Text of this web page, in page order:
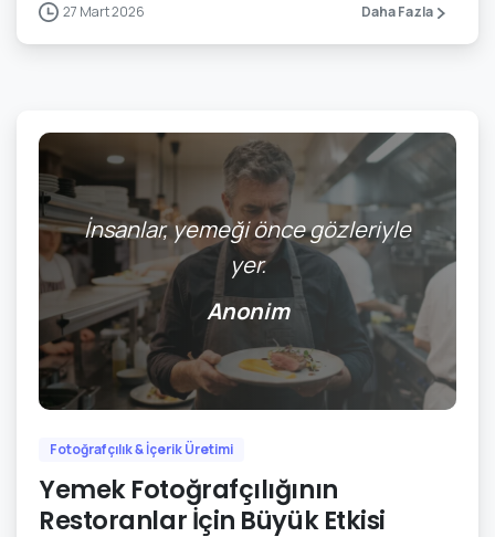
27 Mart 2026 Daha Fazla
İnsanlar, yemeği önce gözleriyle
yer.
Anonim
Fotoğrafçılık & İçerik Üretimi
Yemek Fotoğrafçılığının
Restoranlar İçin Büyük Etkisi